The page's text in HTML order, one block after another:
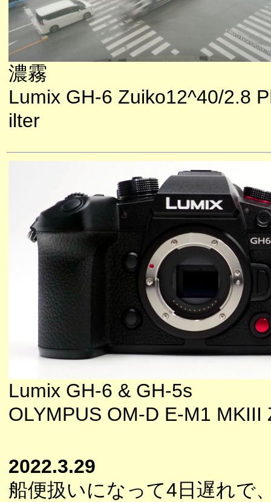
濃霧
Lumix GH-6 Zuiko12^40/2.8
ilter
Lumix GH-6 & GH-5s
OLYMPUS OM-D E-M1
2022.3.29
船便扱いになって4日遅れで